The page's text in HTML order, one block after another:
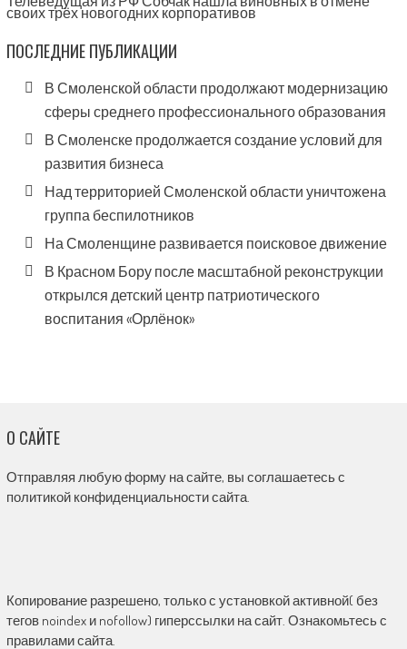
своих трёх новогодних корпоративов
ПОСЛЕДНИЕ ПУБЛИКАЦИИ
В Смоленской области продолжают модернизацию
сферы среднего профессионального образования
В Смоленске продолжается создание условий для
развития бизнеса
Над территорией Смоленской области уничтожена
группа беспилотников
На Смоленщине развивается поисковое движение
В Красном Бору после масштабной реконструкции
открылся детский центр патриотического
воспитания «Орлёнок»
О САЙТЕ
Отправляя любую форму на сайте, вы соглашаетесь с
политикой конфиденциальности сайта.
Копирование разрешено, только с установкой активной( без
тегов noindex и nofollow) гиперссылки на сайт. Ознакомьтесь с
правилами сайта.